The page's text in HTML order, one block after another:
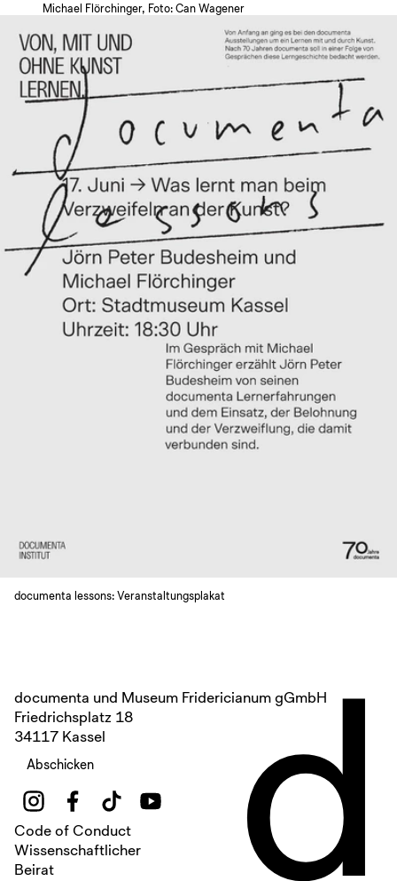
Michael Flörchinger, Foto: Can Wagener
documenta lessons: Veranstaltungsplakat
documenta und Museum Fridericianum gGmbH
Friedrichsplatz 18
34117 Kassel
Abschicken
Code of Conduct
Wissenschaftlicher
Beirat
d